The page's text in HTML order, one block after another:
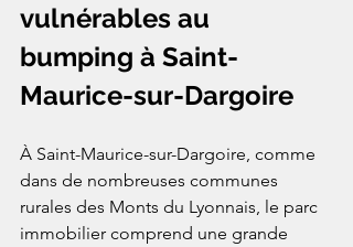
vulnérables au
bumping à Saint-
Maurice-sur-Dargoire
À Saint-Maurice-sur-Dargoire, comme
dans de nombreuses communes
rurales des Monts du Lyonnais, le parc
immobilier comprend une grande